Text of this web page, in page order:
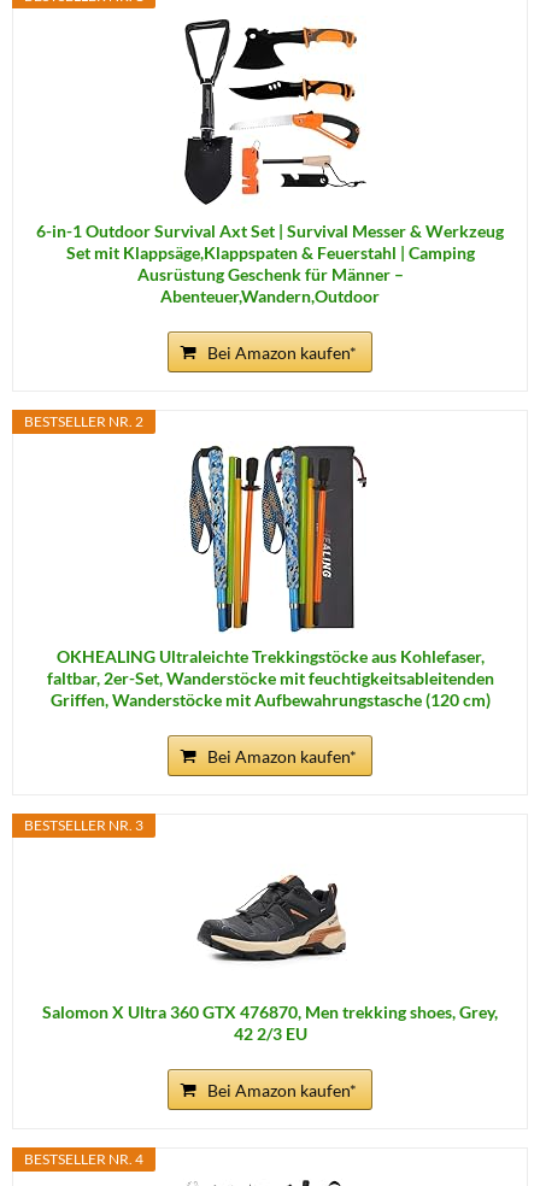
6-in-1 Outdoor Survival Axt Set | Survival Messer & Werkzeug
Set mit Klappsäge,Klappspaten & Feuerstahl | Camping
Ausrüstung Geschenk für Männer –
Abenteuer,Wandern,Outdoor
Bei Amazon kaufen*
BESTSELLER NR. 2
OKHEALING Ultraleichte Trekkingstöcke aus Kohlefaser,
faltbar, 2er-Set, Wanderstöcke mit feuchtigkeitsableitenden
Griffen, Wanderstöcke mit Aufbewahrungstasche (120 cm)
Bei Amazon kaufen*
BESTSELLER NR. 3
Salomon X Ultra 360 GTX 476870, Men trekking shoes, Grey,
42 2/3 EU
Bei Amazon kaufen*
BESTSELLER NR. 4